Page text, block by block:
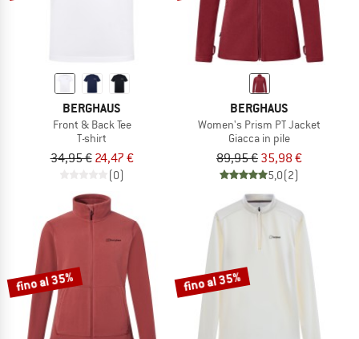
BERGHAUS
Front & Back Tee
T-shirt
34,95 € 24,47 €
(0)
BERGHAUS
Women's Prism PT Jacket
Giacca in pile
89,95 € 35,98 €
5,0(2)
fino al 35% fino al 35%